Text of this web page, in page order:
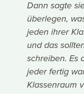
Dann sagte
überlegen,
jeden ihrer
und das
schreiben. Es
jeder fertig
Klassenraum